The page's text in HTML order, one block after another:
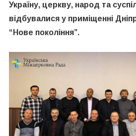
Україну, церкву, народ та
відбувалися у приміщенні
“Нове покоління”.